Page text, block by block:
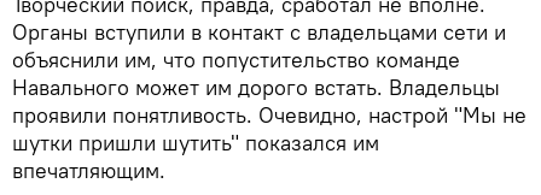
Органы вступили в контакт с владельцами сети и
объяснили им, что попустительство команде
Навального может им дорого встать. Владельцы
проявили понятливость. Очевидно, настрой "Мы не
шутки пришли шутить" показался им
впечатляющим.